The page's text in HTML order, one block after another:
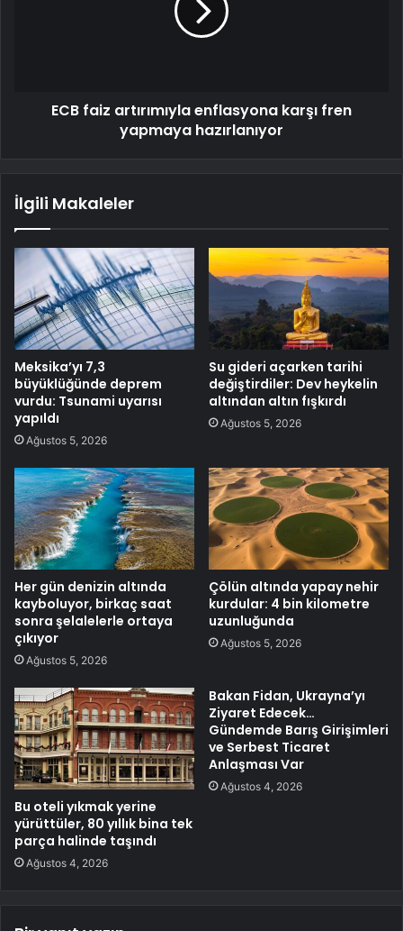
ECB faiz artırımıyla enflasyona karşı fren
yapmaya hazırlanıyor
İlgili Makaleler
Meksika’yı 7,3
büyüklüğünde deprem
vurdu: Tsunami uyarısı
yapıldı
Ağustos 5, 2026
Su gideri açarken tarihi
değiştirdiler: Dev heykelin
altından altın fışkırdı
Ağustos 5, 2026
Her gün denizin altında
kayboluyor, birkaç saat
sonra şelalelerle ortaya
çıkıyor
Ağustos 5, 2026
Çölün altında yapay nehir
kurdular: 4 bin kilometre
uzunluğunda
Ağustos 5, 2026
Bu oteli yıkmak yerine
yürüttüler, 80 yıllık bina tek
parça halinde taşındı
Ağustos 4, 2026
Bakan Fidan, Ukrayna’yı
Ziyaret Edecek…
Gündemde Barış Girişimleri
ve Serbest Ticaret
Anlaşması Var
Ağustos 4, 2026